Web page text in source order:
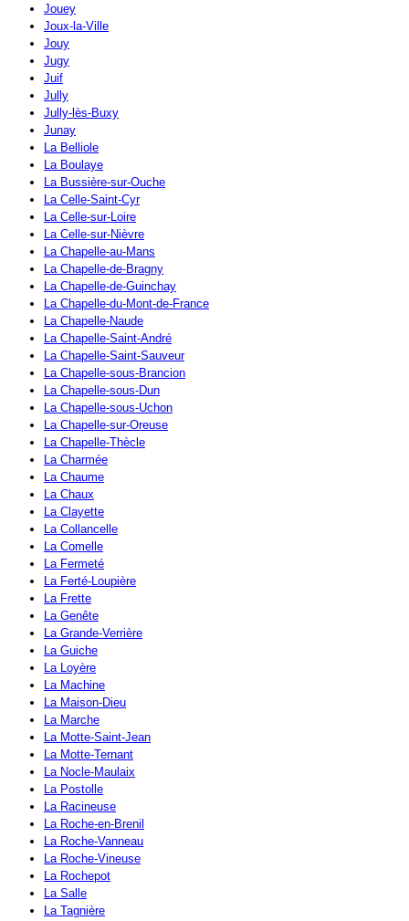
Jouey
Joux-la-Ville
Jouy
Jugy
Juif
Jully
Jully-lès-Buxy
Junay
La Belliole
La Boulaye
La Bussière-sur-Ouche
La Celle-Saint-Cyr
La Celle-sur-Loire
La Celle-sur-Nièvre
La Chapelle-au-Mans
La Chapelle-de-Bragny
La Chapelle-de-Guinchay
La Chapelle-du-Mont-de-France
La Chapelle-Naude
La Chapelle-Saint-André
La Chapelle-Saint-Sauveur
La Chapelle-sous-Brancion
La Chapelle-sous-Dun
La Chapelle-sous-Uchon
La Chapelle-sur-Oreuse
La Chapelle-Thècle
La Charmée
La Chaume
La Chaux
La Clayette
La Collancelle
La Comelle
La Fermeté
La Ferté-Loupière
La Frette
La Genête
La Grande-Verrière
La Guiche
La Loyère
La Machine
La Maison-Dieu
La Marche
La Motte-Saint-Jean
La Motte-Ternant
La Nocle-Maulaix
La Postolle
La Racineuse
La Roche-en-Brenil
La Roche-Vanneau
La Roche-Vineuse
La Rochepot
La Salle
La Tagnière